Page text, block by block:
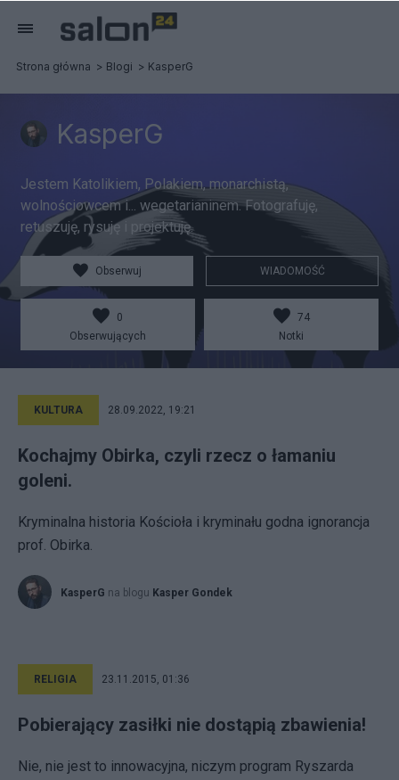
Strona główna Blogi KasperG
KasperG
Jestem Katolikiem, Polakiem, monarchistą,
wolnościowcem i... wegetarianinem. Fotografuję,
retuszuję, rysuję i projektuję.
Obserwuj WIADOMOŚĆ
0
Obserwujących
74
Notki
KULTURA 28.09.2022, 19:21
Kochajmy Obirka, czyli rzecz o łamaniu
goleni.
Kryminalna historia Kościoła i kryminału godna ignorancja
prof. Obirka.
KasperG na blogu Kasper Gondek
RELIGIA 23.11.2015, 01:36
Pobierający zasiłki nie dostąpią zbawienia!
Nie, nie jest to innowacyjna, niczym program Ryszarda